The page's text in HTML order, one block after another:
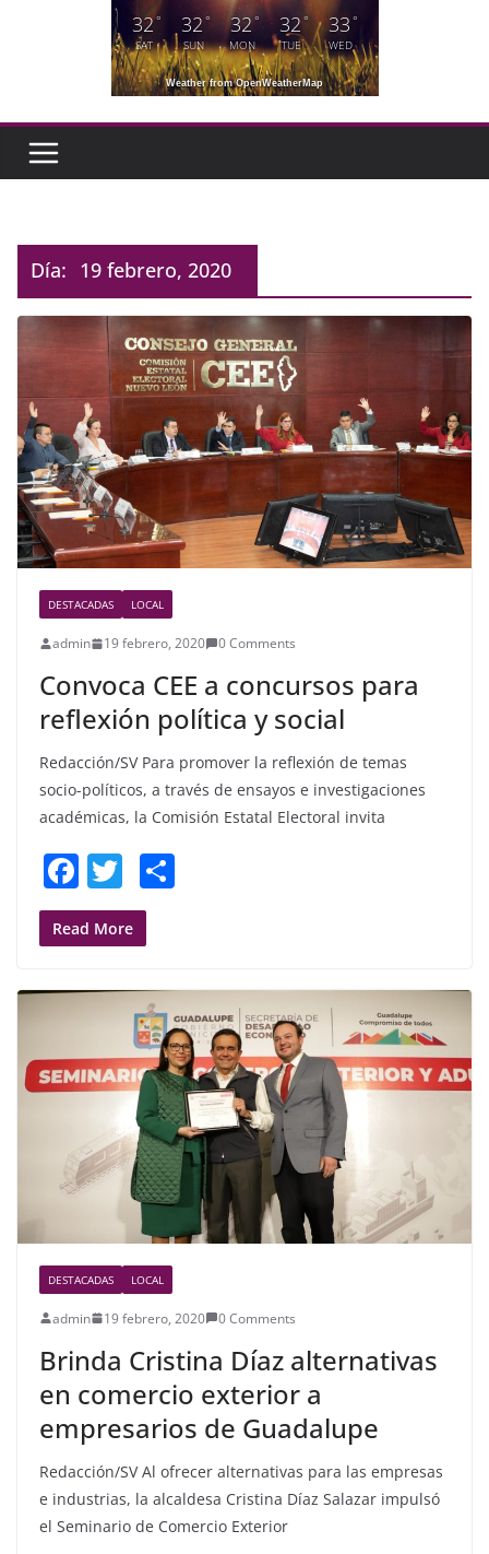
32°
SAT
32 °
SUN
32°
MON
32 °
TUE
33 °
WED
Weather from OpenWeatherMap
Día: 19 febrero, 2020
DESTACADAS LOCAL
admin 19 febrero, 2020 0 Comments
Convoca CEE a concursos para
reflexión política y social
Redacción/SV Para promover la reflexión de temas
socio-políticos, a través de ensayos e investigaciones
académicas, la Comisión Estatal Electoral invita
F
a
c
b
o
o
T
w
itt
Read More
DESTACADAS LOCAL
admin 19 febrero, 2020 0 Comments
Brinda Cristina Díaz alternativas
en comercio exterior a
empresarios de Guadalupe
Redacción/SV Al ofrecer alternativas para las empresas
e industrias, la alcaldesa Cristina Díaz Salazar impulsó
el Seminario de Comercio Exterior